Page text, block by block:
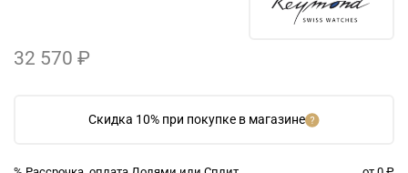
Скидка 10% при покупке в магазине
32 570 ₽